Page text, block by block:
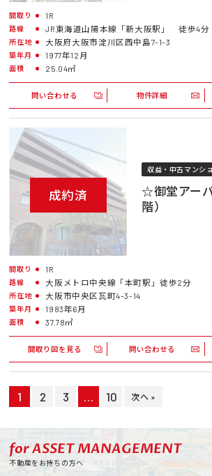
間取り 1R
路線 JR東海道山陽本線「新大阪駅」 徒歩4分
所在地 大阪府大阪市淀川区西中島7-1-3
築年月 1977年12月
面積 25.04㎡
問い合わせる 物件詳細
成約済
収益・中古マンシ
☆御堂アー
階）
間取り 1R
路線 大阪メトロ中央線「本町駅」徒歩2分
所在地 大阪市中央区瓦町4-3-14
築年月 1983年6月
面積 37.78㎡
間取り図を見る 問い合わせる
1 2 3 10 次へ »
for ASSET MANAGEMENT
不動産をお持ちの方へ